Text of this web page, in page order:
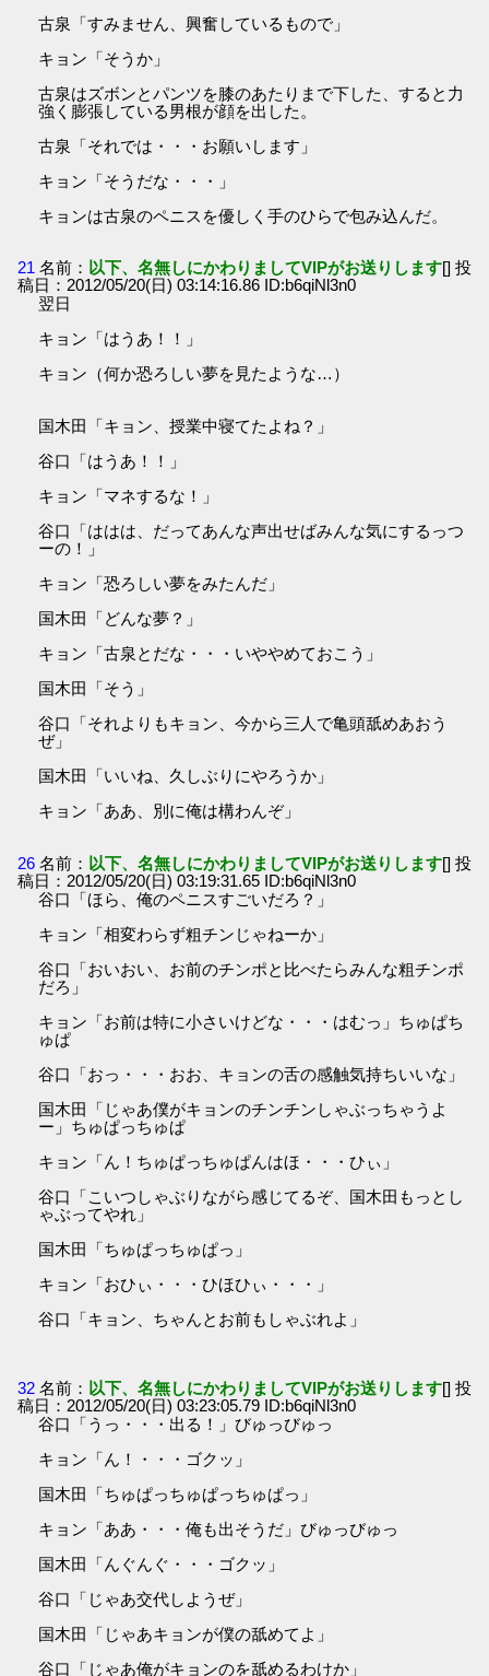
古泉「すみません、興奮しているもので」
キョン「そうか」
古泉はズボンとパンツを膝のあたりまで下した、すると力
強く膨張している男根が顔を出した。
古泉「それでは・・・お願いします」
キョン「そうだな・・・」
キョンは古泉のペニスを優しく手のひらで包み込んだ。
21 名前： 以下、名無しにかわりましてVIPがお送りします[] 投
稿日：2012/05/20(日) 03:14:16.86 ID:b6qiNl3n0
翌日
キョン「はうあ！！」
キョン（何か恐ろしい夢を見たような…）
国木田「キョン、授業中寝てたよね？」
谷口「はうあ！！」
キョン「マネするな！」
谷口「ははは、だってあんな声出せばみんな気にするっつ
ーの！」
キョン「恐ろしい夢をみたんだ」
国木田「どんな夢？」
キョン「古泉とだな・・・いややめておこう」
国木田「そう」
谷口「それよりもキョン、今から三人で亀頭舐めあおう
ぜ」
国木田「いいね、久しぶりにやろうか」
キョン「ああ、別に俺は構わんぞ」
26 名前： 以下、名無しにかわりましてVIPがお送りします[] 投
稿日：2012/05/20(日) 03:19:31.65 ID:b6qiNl3n0
谷口「ほら、俺のペニスすごいだろ？」
キョン「相変わらず粗チンじゃねーか」
谷口「おいおい、お前のチンポと比べたらみんな粗チンポ
だろ」
キョン「お前は特に小さいけどな・・・はむっ」ちゅぱち
ゅぱ
谷口「おっ・・・おお、キョンの舌の感触気持ちいいな」
国木田「じゃあ僕がキョンのチンチンしゃぶっちゃうよ
ー」ちゅぱっちゅぱ
キョン「ん！ちゅぱっちゅぱんはほ・・・ひぃ」
谷口「こいつしゃぶりながら感じてるぞ、国木田もっとし
ゃぶってやれ」
国木田「ちゅぱっちゅぱっ」
キョン「おひぃ・・・ひほひぃ・・・」
谷口「キョン、ちゃんとお前もしゃぶれよ」
32 名前： 以下、名無しにかわりましてVIPがお送りします[] 投
稿日：2012/05/20(日) 03:23:05.79 ID:b6qiNl3n0
谷口「うっ・・・出る！」びゅっびゅっ
キョン「ん！・・・ゴクッ」
国木田「ちゅぱっちゅぱっちゅぱっ」
キョン「ああ・・・俺も出そうだ」びゅっびゅっ
国木田「んぐんぐ・・・ゴクッ」
谷口「じゃあ交代しようぜ」
国木田「じゃあキョンが僕の舐めてよ」
谷口「じゃあ俺がキョンのを舐めるわけか」